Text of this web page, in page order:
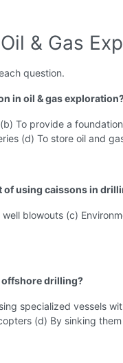
& Gas
question.
in oil & gas
To provide a
(d) To store oil and
of using caissons in
blowouts (c)
offshore drilling?
specialized vessels
(d) By sinking